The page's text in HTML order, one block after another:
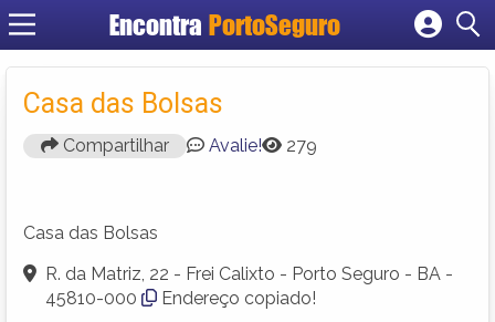
Encontra PortoSeguro
Cadastrar empresa
Casa das Bolsas
Compartilhar Avalie! 279
Casa das Bolsas
R. da Matriz, 22 - Frei Calixto - Porto Seguro - BA -
45810-000
Endereço copiado!